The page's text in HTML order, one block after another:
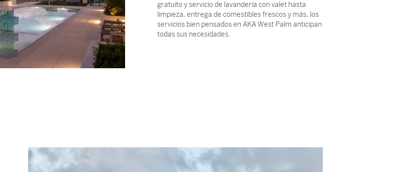
gratuito y servicio de lavandería con valet hasta
limpieza, entrega de comestibles frescos y más, los
servicios bien pensados en AKA West Palm anticipan
todas sus necesidades.